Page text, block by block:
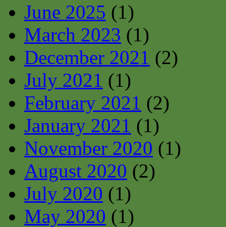
June 2025 (1)
March 2023 (1)
December 2021 (2)
July 2021 (1)
February 2021 (2)
January 2021 (1)
November 2020 (1)
August 2020 (2)
July 2020 (1)
May 2020 (1)